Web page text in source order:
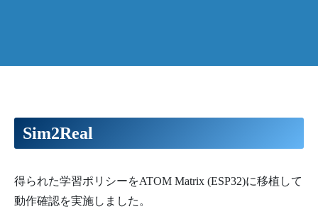
Sim2Real
得られた学習ポリシーをATOM Matrix (ESP32)に移植して
動作確認を実施しました。